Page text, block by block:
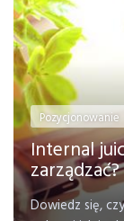
Pozycjonowanie
Internal
zarządzać?
Dowiedz się,